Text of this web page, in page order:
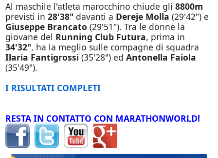
Al maschile l'atleta marocchino chiude gli 8800m
previsti in 28'38" davanti a Dereje Molla (29'42") e
Giuseppe Brancato (29'51"). Tra le donne la
giovane del Running Club Futura, prima in
34'32", ha la meglio sulle compagne di squadra
Ilaria Fantigrossi (35'28") ed Antonella Faiola
(35'49").
I RISULTATI COMPLETI
RESTA IN CONTATTO CON MARATHONWORLD!